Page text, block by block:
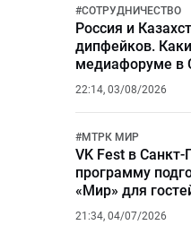
#СОТРУДНИЧЕСТВО
Россия и
дипфейков.
медиафоруме в
22:14, 03/08/2026
#МТРК МИР
VK Fest в
программу
«Мир» для
21:34, 04/07/2026